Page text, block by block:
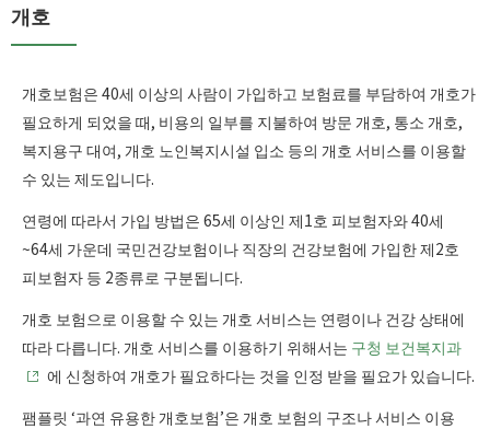
개호
개호보험은 40세 이상의 사람이 가입하고 보험료를 부담하여 개호가
필요하게 되었을 때, 비용의 일부를 지불하여 방문 개호, 통소 개호,
복지용구 대여, 개호 노인복지시설 입소 등의 개호 서비스를 이용할
수 있는 제도입니다.
연령에 따라서 가입 방법은 65세 이상인 제1호 피보험자와 40세
~64세 가운데 국민건강보험이나 직장의 건강보험에 가입한 제2호
피보험자 등 2종류로 구분됩니다.
개호 보험으로 이용할 수 있는 개호 서비스는 연령이나 건강 상태에
따라 다릅니다. 개호 서비스를 이용하기 위해서는 구청 보건복지과
에 신청하여 개호가 필요하다는 것을 인정 받을 필요가 있습니다.
팸플릿 ‘과연 유용한 개호보험’은 개호 보험의 구조나 서비스 이용